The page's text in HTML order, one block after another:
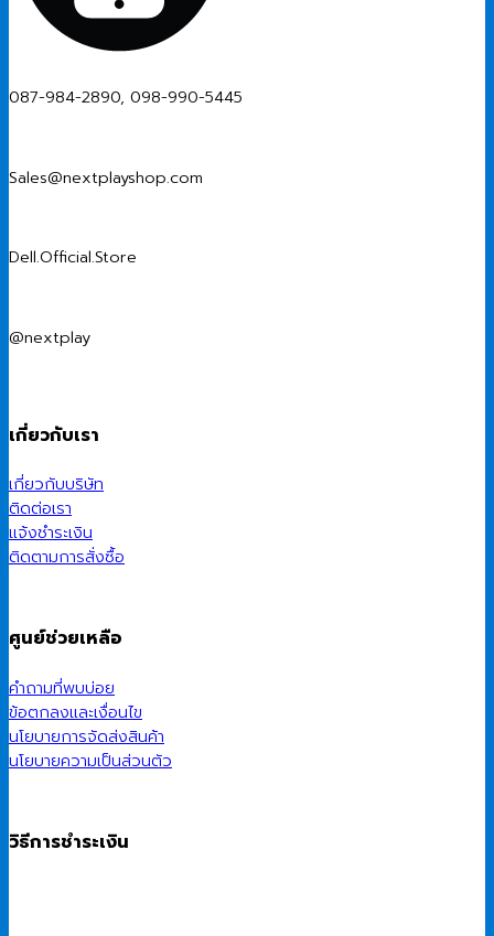
087-984-2890, 098-990-5445
Sales@nextplayshop.com
Dell.Official.Store
@nextplay
เกี่ยวกับเรา
เกี่ยวกับบริษัท
ติดต่อเรา
แจ้งชำระเงิน
ติดตามการสั่งซื้อ
ศูนย์ช่วยเหลือ
คำถามที่พบบ่อย
ข้อตกลงและเงื่อนไข
นโยบายการจัดส่งสินค้า
นโยบายความเป็นส่วนตัว
วิธีการชำระเงิน